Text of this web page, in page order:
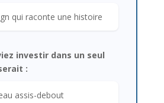
qui raconte une histoire
investir dans un seul
:
assis-debout